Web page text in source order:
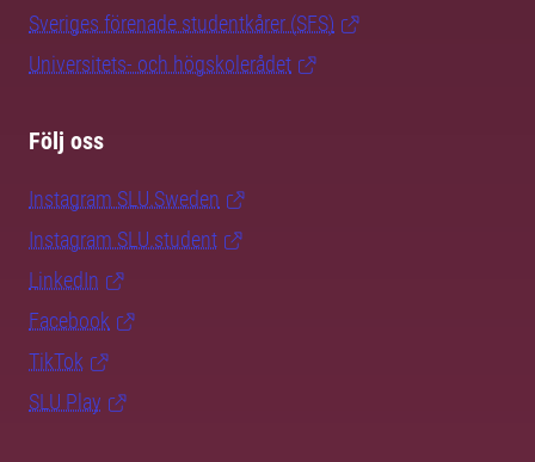
Sveriges förenade studentkårer (SFS)
Universitets- och högskolerådet
Följ oss
Instagram SLU.Sweden
Instagram SLU.student
LinkedIn
Facebook
TikTok
SLU Play